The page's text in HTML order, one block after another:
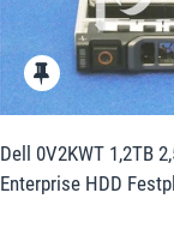
Dell 0V2KWT 1,2TB
Enterprise HDD